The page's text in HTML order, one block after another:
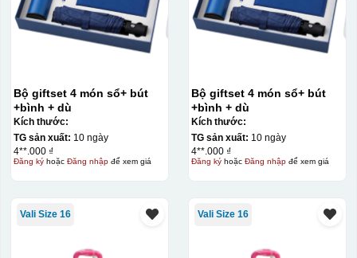
Bộ giftset 4 món sổ+ bút
+bình + dù
Kích thước:
TG sản xuất: 10 ngày
4**.000 ₫
Đăng kýhoặc Đăng nhậpđể xem giá
Bộ giftset 4 món sổ+ bút
+bình + dù
Kích thước:
TG sản xuất: 10 ngày
4**.000 ₫
Đăng kýhoặc Đăng nhậpđể xem giá
Vali Size 16 Vali Size 16